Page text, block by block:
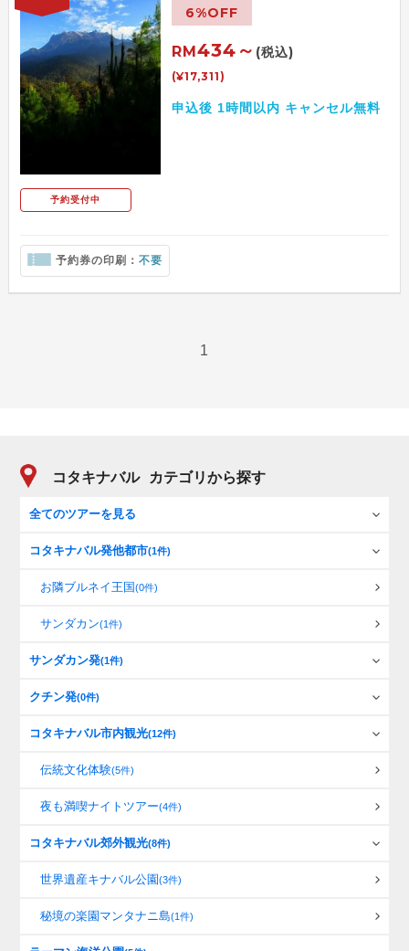
予約受付中
6%OFF
RM434～ (税込)
(¥17,311)
申込後 1時間以内 キャンセル無料
予約券の印刷： 不要
1
コタキナバル カテゴリから探す
全てのツアーを見る
コタキナバル発他都市(1件)
お隣ブルネイ王国(0件)
サンダカン(1件)
サンダカン発(1件)
クチン発(0件)
コタキナバル市内観光(12件)
伝統文化体験(5件)
夜も満喫ナイトツアー(4件)
コタキナバル郊外観光(8件)
世界遺産キナバル公園(3件)
秘境の楽園マンタナニ島(1件)